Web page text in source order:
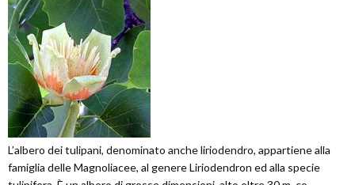
L’albero dei tulipani, denominato anche liriodendro, appartiene alla
famiglia delle Magnoliacee, al genere Liriodendron ed alla specie